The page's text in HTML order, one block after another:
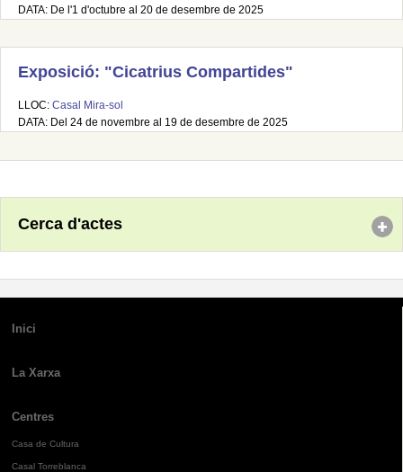
DATA: De l'1 d'octubre al 20 de desembre de 2025
Exposició: "Cicatrius Compartides"
LLOC: Casal Mira-sol
DATA: Del 24 de novembre al 19 de desembre de 2025
Cerca d'actes
Inici
La Xarxa
Centres
Casa de Cultura
Casal Torreblanca